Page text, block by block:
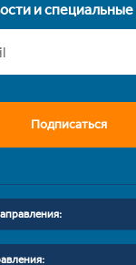
и
Подписаться